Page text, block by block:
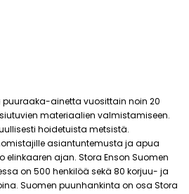
puuraaka-ainetta vuosittain noin 20
materiaalien valmistamiseen.
hoidetuista metsistä.
asiantuntemusta ja apua
ajan. Stora Enson Suomen
on 500 henkilöä sekä 80 korjuu- ja
Suomen puunhankinta on osa Stora